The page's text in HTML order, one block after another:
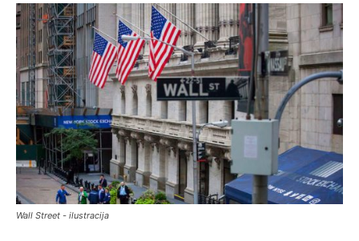
Wall Street - ilustracija